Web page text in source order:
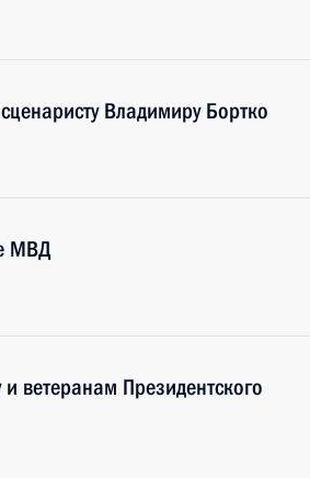
Владимиру Бортко
МВД
ветеранам Президентского